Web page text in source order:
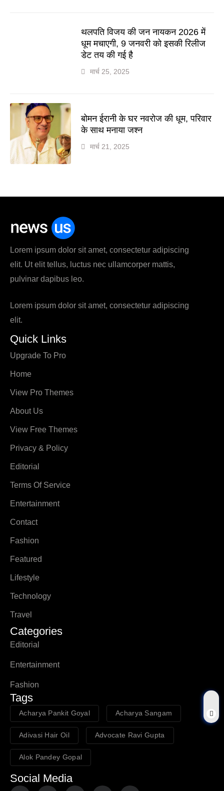
थलपति विजय की जन नायकन 2026 में
धूम मचाएगी, 9 जनवरी को इसकी रिलीज
डेट तय की गई है
मार्च 25, 2025
बोमन ईरानी के घर नवरोज की धूम, परिवार
के साथ मनाया जश्न
मार्च 21, 2025
Lorem ipsum dolor sit amet, consectetur adipiscing
elit. Ut elit tellus, luctus nec ullamcorper mattis,
pulvinar dapibus leo.
Lorem ipsum dolor sit amet, consectetur adipiscing
elit.
Quick Links
Upgrade To Pro
Home
View Pro Themes
About Us
View Free Themes
Privacy & Policy
Editorial
Terms Of Service
Entertainment
Contact
Fashion
Featured
Lifestyle
Technology
Travel
Categories
Editorial
Entertainment
Fashion
Tags
Acharya Pankit Goyal Acharya Sangam
Adivasi Hair Oil Advocate Ravi Gupta
Alok Pandey Gopal
Social Media